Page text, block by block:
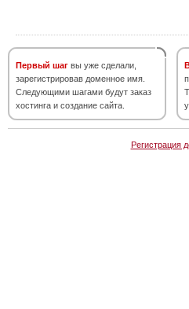
Первый шаг вы уже сделали,
зарегистрировав доменное имя.
Следующими шагами будут заказ
хостинга и создание сайта.
Регистрация